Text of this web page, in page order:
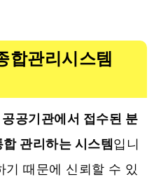
합관리시스템
공기관에서 접수된 분
관리하는 시스템 입니
기 때문에 신뢰할 수 있